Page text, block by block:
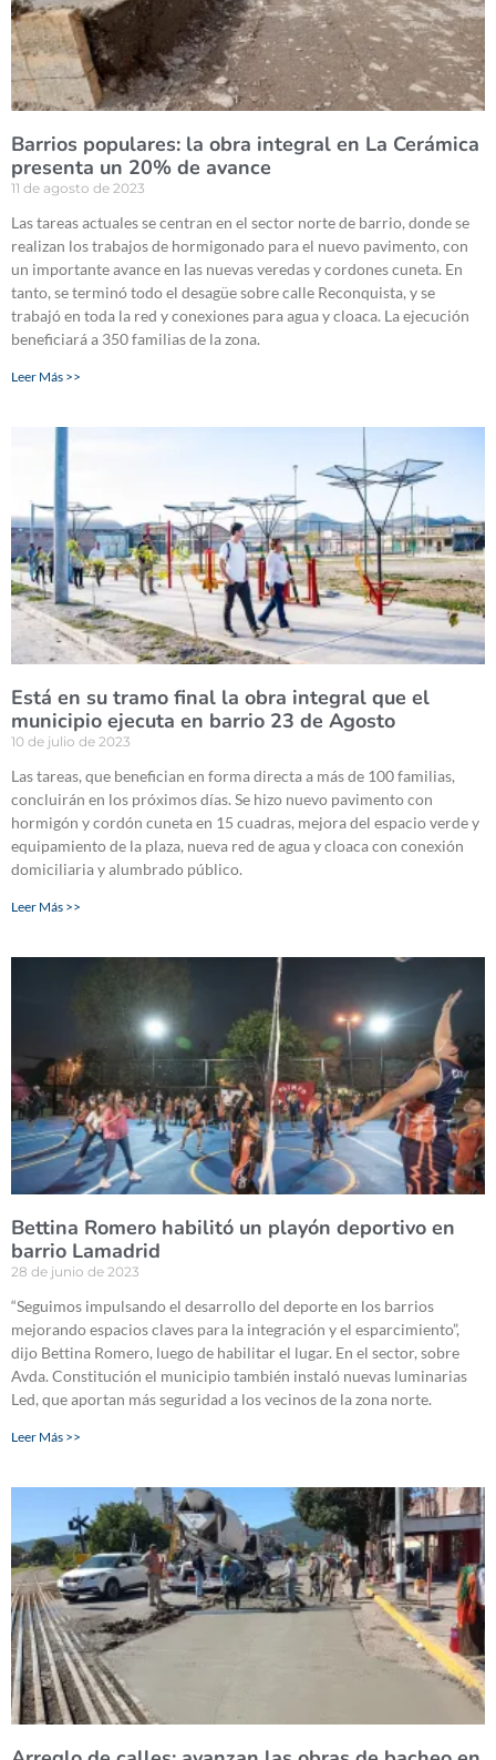
Barrios populares: la obra integral en La Cerámica
presenta un 20% de avance
11 de agosto de 2023
Las tareas actuales se centran en el sector norte de barrio, donde se
realizan los trabajos de hormigonado para el nuevo pavimento, con
un importante avance en las nuevas veredas y cordones cuneta. En
tanto, se terminó todo el desagüe sobre calle Reconquista, y se
trabajó en toda la red y conexiones para agua y cloaca. La ejecución
beneficiará a 350 familias de la zona.
Leer Más >>
Está en su tramo final la obra integral que el
municipio ejecuta en barrio 23 de Agosto
10 de julio de 2023
Las tareas, que benefician en forma directa a más de 100 familias,
concluirán en los próximos días. Se hizo nuevo pavimento con
hormigón y cordón cuneta en 15 cuadras, mejora del espacio verde y
equipamiento de la plaza, nueva red de agua y cloaca con conexión
domiciliaria y alumbrado público.
Leer Más >>
Bettina Romero habilitó un playón deportivo en
barrio Lamadrid
28 de junio de 2023
“Seguimos impulsando el desarrollo del deporte en los barrios
mejorando espacios claves para la integración y el esparcimiento”,
dijo Bettina Romero, luego de habilitar el lugar. En el sector, sobre
Avda. Constitución el municipio también instaló nuevas luminarias
Led, que aportan más seguridad a los vecinos de la zona norte.
Leer Más >>